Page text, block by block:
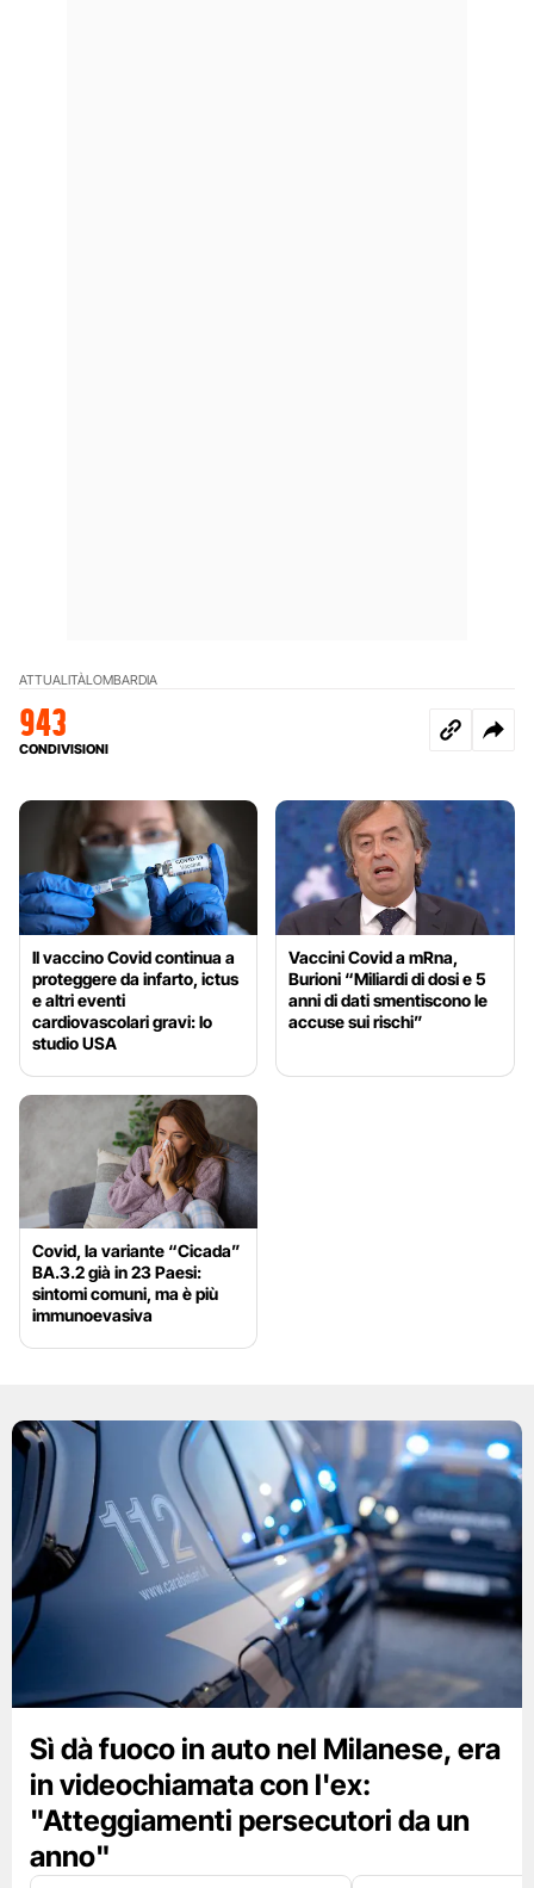
ATTUALITÀLOMBARDIA
943
CONDIVISIONI
Il vaccino Covid continua a
proteggere da infarto, ictus
e altri eventi
cardiovascolari gravi: lo
studio USA
Vaccini Covid a mRna,
Burioni “Miliardi di dosi e 5
anni di dati smentiscono le
accuse sui rischi”
Covid, la variante “Cicada”
BA.3.2 già in 23 Paesi:
sintomi comuni, ma è più
immunoevasiva
Sì dà fuoco in auto nel Milanese, era
in videochiamata con l'ex:
"Atteggiamenti persecutori da un
anno"